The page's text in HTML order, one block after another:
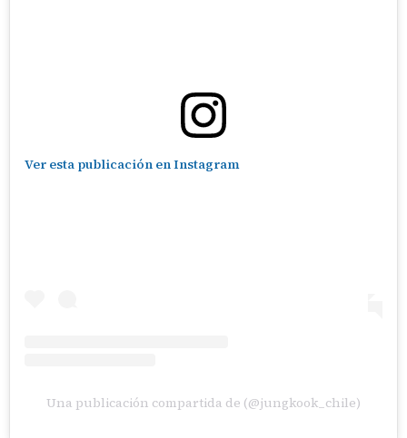
Ver esta publicación en Instagram
Una publicación compartida de (@jungkook_chile)